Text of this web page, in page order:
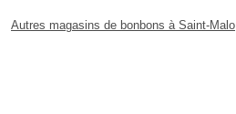
Autres magasins de bonbons à Saint-Malo